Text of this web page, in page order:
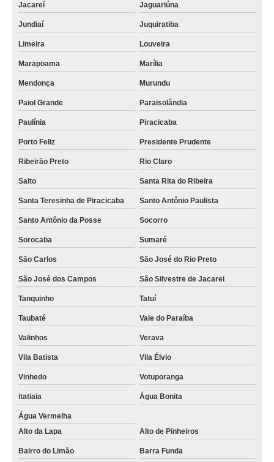
Jacareí Jaguariúna
Jundiaí Juquiratiba
Limeira Louveira
Marapoama Marília
Mendonça Murundu
Paiol Grande Paraisolândia
Paulínia Piracicaba
Porto Feliz Presidente Prudente
Ribeirão Preto Rio Claro
Salto Santa Rita do Ribeira
Santa Teresinha de Piracicaba Santo Antônio Paulista
Santo Antônio da Posse Socorro
Sorocaba Sumaré
São Carlos São José do Rio Preto
São José dos Campos São Silvestre de Jacarei
Tanquinho Tatuí
Taubaté Vale do Paraíba
Valinhos Verava
Vila Batista Vila Élvio
Vinhedo Votuporanga
itatiaia Água Bonita
Água Vermelha
Alto da Lapa
Alto de Pinheiros
Bairro do Limão Barra Funda